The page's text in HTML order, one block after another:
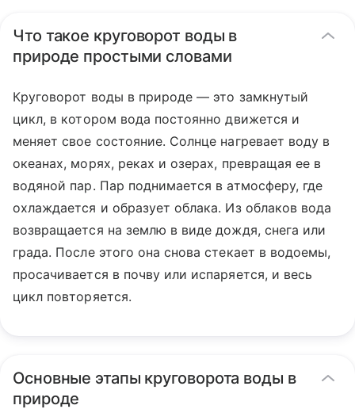
Что такое круговорот воды в
природе простыми словами
Круговорот воды в природе — это замкнутый
цикл, в котором вода постоянно движется и
меняет свое состояние. Солнце нагревает воду в
океанах, морях, реках и озерах, превращая ее в
водяной пар. Пар поднимается в атмосферу, где
охлаждается и образует облака. Из облаков вода
возвращается на землю в виде дождя, снега или
града. После этого она снова стекает в водоемы,
просачивается в почву или испаряется, и весь
цикл повторяется.
Основные этапы круговорота воды в
природе